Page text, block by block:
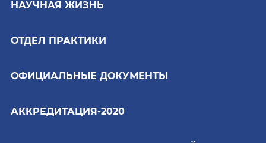
НАУЧНАЯ ЖИЗНЬ
ОТДЕЛ ПРАКТИКИ
ОФИЦИАЛЬНЫЕ ДОКУМЕНТЫ
АККРЕДИТАЦИЯ-2020